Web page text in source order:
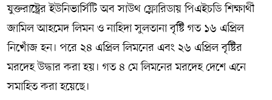
যুক্তরাষ্ট্রের ইউনিভার্সিটি অব সাউথ ফ্লোরিডায় পিএইচডি শিক্ষার্থী
জামিল আহমেদ লিমন ও নাহিদা সুলতানা বৃষ্টি গত ১৬ এপ্রিল
নিখোঁজ হন। পরে ২৪ এপ্রিল লিমনের এবং ২৬ এপ্রিল বৃষ্টির
মরদেহ উদ্ধার করা হয়। গত ৪ মে লিমনের মরদেহ দেশে এনে
সমাহিত করা হয়েছে।